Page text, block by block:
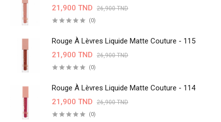
21,900 TND
26,900 TND
(0)
Rouge À Lèvres Liquide Matte Couture - 115
21,900 TND
26,900 TND
(0)
Rouge À Lèvres Liquide Matte Couture - 114
21,900 TND
26,900 TND
(0)